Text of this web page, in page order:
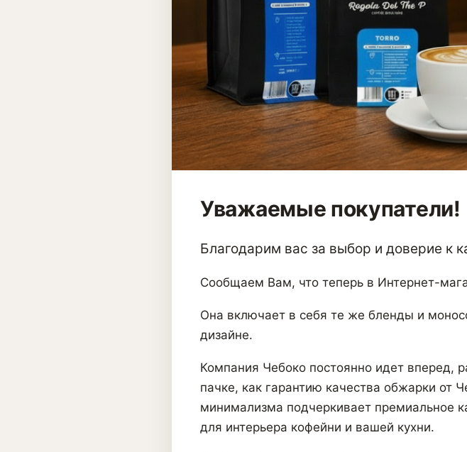
Уважаемые покупатели!
Благодарим вас за выбор и доверие к
Сообщаем Вам, что теперь в Интернет-
Она включает в себя те же бленды и
дизайне.
Компания Чебоко постоянно идет вперед,
пачке, как гарантию качества обжарки от
минимализма подчеркивает премиальное
для интерьера кофейни и вашей кухни.